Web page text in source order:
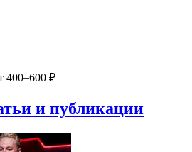
400–600 ₽
и публикации